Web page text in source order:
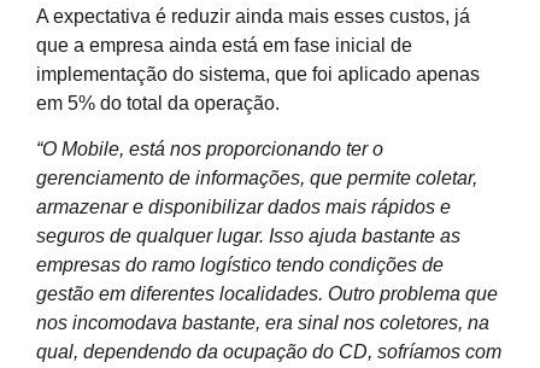
A expectativa é reduzir ainda mais esses custos, já
que a empresa ainda está em fase inicial de
implementação do sistema, que foi aplicado apenas
em 5% do total da operação.
“O Mobile, está nos proporcionando ter o
gerenciamento de informações, que permite coletar,
armazenar e disponibilizar dados mais rápidos e
seguros de qualquer lugar. Isso ajuda bastante as
empresas do ramo logístico tendo condições de
gestão em diferentes localidades. Outro problema que
nos incomodava bastante, era sinal nos coletores, na
qual, dependendo da ocupação do CD, sofríamos com